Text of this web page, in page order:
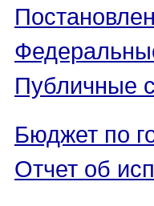
Публичные
Бюджет по
Отчет об